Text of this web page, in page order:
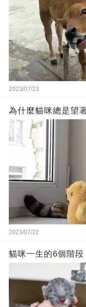
2023/07/23
為什麼貓咪總是望
2023/07/22
貓咪一生的6個階